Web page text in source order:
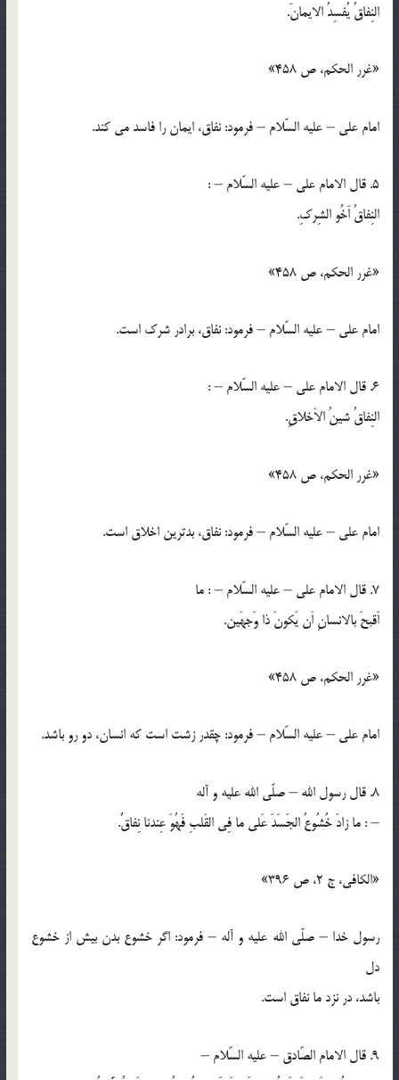
النِفاقُ يُفسِدُ الايمانَ.
«غرر الحكم، ص 458»
امام علي – عليه السّلام – فرمود: نفاق، ايمان را فاسد مي کند.
5. قال الامام علي – عليه السّلام – :
النِفاقُ اَخُو الشِركِ.
«غرر الحكم، ص 458»
امام علي – عليه السّلام – فرمود: نفاق، برادر شرك است.
6. قال الامام علي – عليه السّلام – :
النِفاقُ شينُ الاَخلاقِ.
«غرر الحكم، ص 458»
امام علي – عليه السّلام – فرمود: نفاق، بدترين اخلاق است.
7. قال الامام علي – عليه السّلام – : ما
اَقبحَ بالانسانِ اَن يَكونَ ذا وَجهَين.
«غرر الحكم، ص 458»
امام علي – عليه السّلام – فرمود: چقدر زشت است كه انسان، دو رو باشد.
8. قال رسول الله – صلّي الله عليه و آله
– : ما زادَ خُشُوعُ الجَسَدَ عَلي ما فِي القَلبِ فَهُوَ عِندنا نِفاقٌ.
«الكافي، ج 2، ص 396»
رسول خدا – صلّي الله عليه و آله – فرمود: اگر خشوع بدن بيش از خشوع
دل
باشد، در نزد ما نفاق است.
9. قال الامام الصّادق – عليه السّلام –